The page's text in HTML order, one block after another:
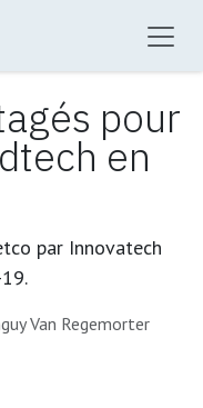
pour
en
par Innovatech
Van Regemorter